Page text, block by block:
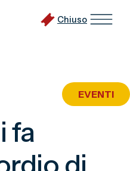
Chiuso
EVENTI
fa